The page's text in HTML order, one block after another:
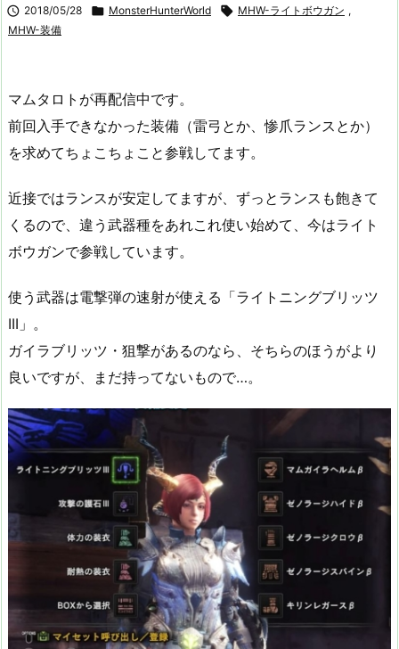
 2018/05/28  MonsterHunterWorld  MHW-ライトボウガン ,
MHW-装備
マムタロトが再配信中です。
前回入手できなかった装備（雷弓とか、惨爪ランスとか）
を求めてちょこちょこと参戦してます。
近接ではランスが安定してますが、ずっとランスも飽きて
くるので、違う武器種をあれこれ使い始めて、今はライト
ボウガンで参戦しています。
使う武器は電撃弾の速射が使える「ライトニングブリッツ
III」。
ガイラブリッツ・狙撃があるのなら、そちらのほうがより
良いですが、まだ持ってないもので…。